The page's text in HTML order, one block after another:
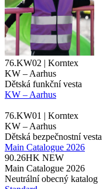
76.KW02 | Korntex
KW – Aarhus
Dětská funkční vesta
KW – Aarhus
76.KW01 | Korntex
KW – Aarhus
Dětská bezpečnostní vesta
Main Catalogue 2026
90.26HK NEW
Main Catalogue 2026
Neutrální obecný katalog